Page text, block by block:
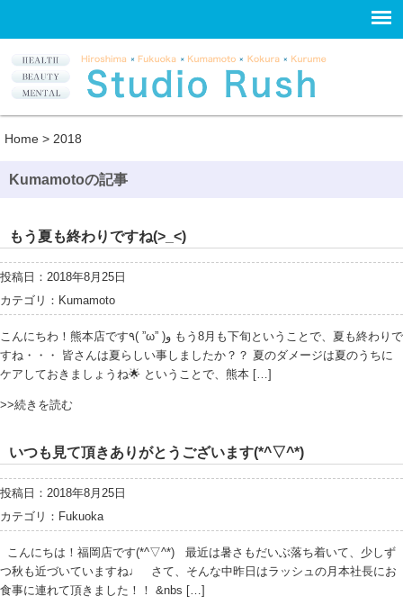
Home > 2018
Kumamotoの記事
もう夏も終わりですね(>_<)
投稿日：2018年8月25日
カテゴリ： Kumamoto
こんにちわ！熊本店です٩( ”ω” )و もう8月も下旬ということで、夏も終わりで
すね・・・ 皆さんは夏らしい事しましたか？？ 夏のダメージは夏のうちに
ケアしておきましょうね🌟 ということで、熊本 […]
>>続きを読む
いつも見て頂きありがとうございます(*^▽^*)
投稿日：2018年8月25日
カテゴリ： Fukuoka
こんにちは！福岡店です(*^▽^*) 最近は暑さもだいぶ落ち着いて、少しず
つ秋も近づいていますね♩ さて、そんな中昨日はラッシュの月本社長にお
食事に連れて頂きました！！ &nbs […]